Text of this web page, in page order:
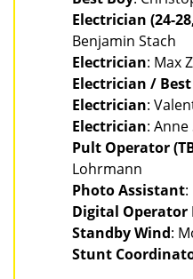
Electrician (24-
Benjamin Stach
Electrician: Max
Electrician /
Electrician:
Electrician:
Pult Operator
Lohrmann
Photo Assistant:
Digital Operator
Standby Wind:
Stunt